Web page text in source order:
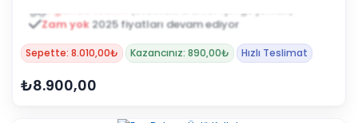
Zam yok 2025 fiyatları devam ediyor
Sepette: 8.010,00₺ Kazancınız: 890,00₺ Hızlı Teslimat
₺8.900,00